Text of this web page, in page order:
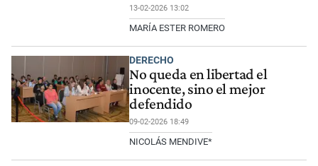
13-02-2026 13:02
MARÍA ESTER ROMERO
DERECHO
No queda en libertad el
inocente, sino el mejor
defendido
09-02-2026 18:49
NICOLÁS MENDIVE*